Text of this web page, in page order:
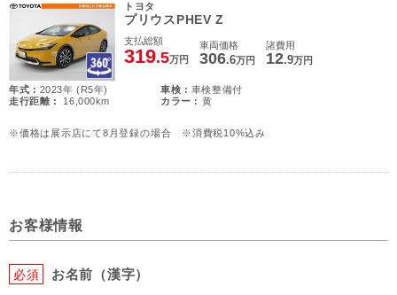
トヨタ
プリウスPHEV Z
支払総額
319.5万円
車両価格
306.6万円
諸費用
12.9万円
年式 : 2023年 (R5年) 車検 : 車検整備付
走行距離 :
16,000km カラー : 黄
※価格は展示店にて8月登録の場合 ※消費税10%込み
お客様情報
必須 お名前（漢字）